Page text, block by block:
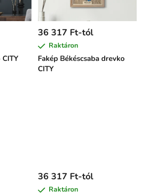
Fakép Békéscsaba drevko
CITY
36 317 Ft-tól
Raktáron
36 317 Ft-tól
Raktáron